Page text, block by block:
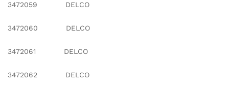
3472059 DELCO
3472060 DELCO
3472061 DELCO
3472062 DELCO